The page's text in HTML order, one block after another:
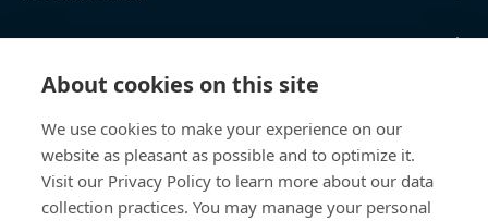
About cookies on this site
We use cookies to make your experience on our
website as pleasant as possible and to optimize it.
Visit our Privacy Policy to learn more about our data
collection practices. You may manage your personal
Technické informace
O nás
Bossard Česká republika